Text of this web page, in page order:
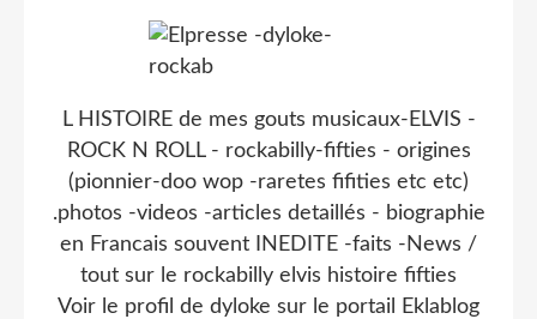
L HISTOIRE de mes gouts musicaux-ELVIS -
ROCK N ROLL - rockabilly-fifties - origines
(pionnier-doo wop -raretes fifities etc etc)
.photos -videos -articles detaillés - biographie
en Francais souvent INEDITE -faits -News /
tout sur le rockabilly elvis histoire fifties
Voir le profil de dyloke sur le portail Eklablog